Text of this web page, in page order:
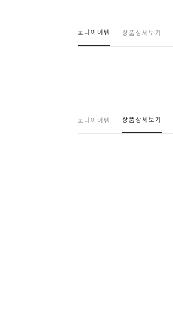
코디아이템 상품상세보기
코디아이템 상품상세보기